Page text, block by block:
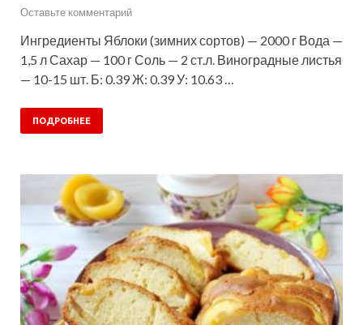
Оставьте комментарий
Ингредиенты Яблоки (зимних сортов) — 2000 г Вода —
1,5 л Сахар — 100 г Соль — 2 ст.л. Виноградные листья
— 10-15 шт. Б: 0.39 Ж: 0.39 У: 10.63 …
ПОДРОБНЕЕ